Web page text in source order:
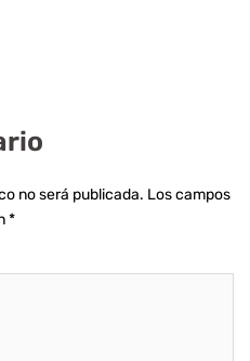
no será publicada. Los campos
*